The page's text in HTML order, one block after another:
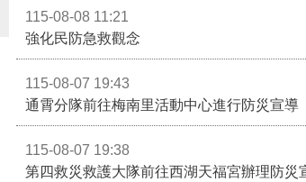
115-08-08 11:21
強化民防急救觀念
115-08-07 19:43
通霄分隊前往梅南里活動中心進行防災宣導
115-08-07 19:38
第四救災救護大隊前往西湖天福宮辦理防災